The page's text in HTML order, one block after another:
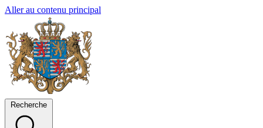
Aller au contenu principal
Recherche